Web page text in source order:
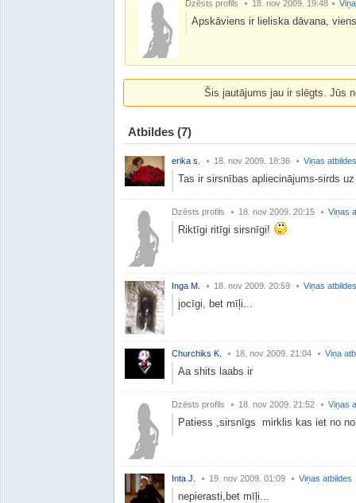
Dzēsts profils 18. nov 2009. 19:48
Apskāviens ir lieliska dāvana,
Šis jautājums jau ir slēgts. Jūs
Atbildes (7)
erika s. 18. nov 2009. 18:36 Viņas atbildes
Tas ir sirsnības apliecinājums-sirds
Dzēsts profils 18. nov 2009. 20:15 Viņas
Riktīgi ritīgi sirsnīgi!
Inga M. 18. nov 2009. 20:59 Viņas atbildes
jocīgi, bet mīļi...
Churchiks K. 18. nov 2009. 21:04 Viņa
Aa shits laabs ir
Dzēsts profils 18. nov 2009. 21:52 Viņas
Patiess ,sirsnīgs mirklis kas iet no
Inta J. 19. nov 2009. 01:09 Viņas atbildes
nepierasti,bet mīļi...